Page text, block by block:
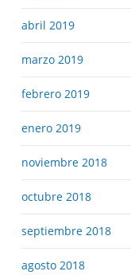
abril 2019
marzo 2019
febrero 2019
enero 2019
noviembre 2018
octubre 2018
septiembre 2018
agosto 2018